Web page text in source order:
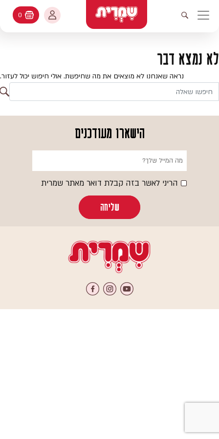
ניווט ראשי
פתיחת חיפוש
עולמות האפיה
מתכונים
קטלוג המוצרים
שאלות ותשובות
החשבון שלי
החשבון שלי
היסטורית הזמנות
עדכן סיסמה
עגלת קניות
0
לא נמצא דבר
נראה שאנחנו לא מוצאים את מה שחיפשת. אולי חיפוש יכול לעזור.
הישארו מעודכנים
הריני לאשר בזה קבלת דואר מאתר שמרית
שליחה